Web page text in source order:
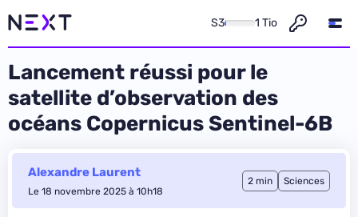
S3 1 Tio
Lancement réussi pour le
satellite d’observation des
océans Copernicus Sentinel-6B
Alexandre Laurent
Le 18 novembre 2025 à 10h18
2 min Sciences